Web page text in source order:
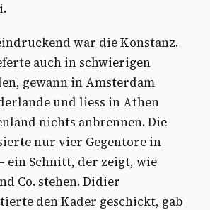
war die Konstanz.
auch in schwierigen
gewann in Amsterdam
und liess in Athen
nichts anbrennen. Die
nur vier Gegentore in
ein Schnitt, der zeigt, wie
Co. stehen. Didier
den Kader geschickt, gab